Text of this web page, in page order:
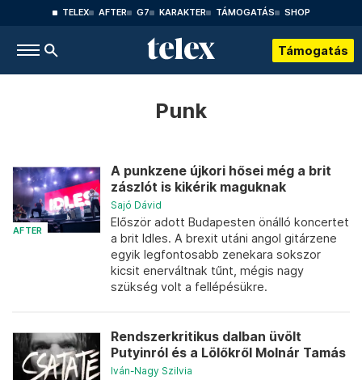
TELEX AFTER G7 KARAKTER TÁMOGATÁS SHOP
Támogatás
Punk
AFTER
A punkzene újkori hősei még a brit
zászlót is kikérik maguknak
Sajó Dávid
Először adott Budapesten önálló koncertet
a brit Idles. A brexit utáni angol gitárzene
egyik legfontosabb zenekara sokszor
kicsit enerváltnak tűnt, mégis nagy
szükség volt a fellépésükre.
Rendszerkritikus dalban üvölt
Putyinról és a Lölőkről Molnár Tamás
Iván-Nagy Szilvia